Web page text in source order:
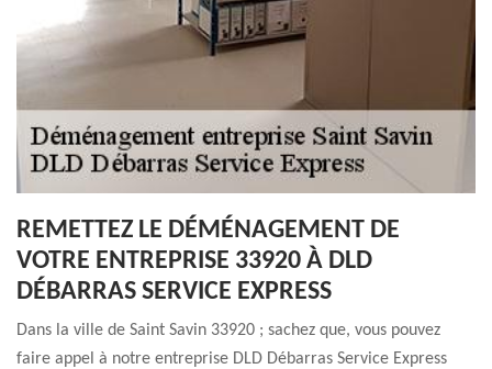
REMETTEZ LE DÉMÉNAGEMENT DE
VOTRE ENTREPRISE 33920 À DLD
DÉBARRAS SERVICE EXPRESS
Dans la ville de Saint Savin 33920 ; sachez que, vous pouvez
faire appel à notre entreprise DLD Débarras Service Express